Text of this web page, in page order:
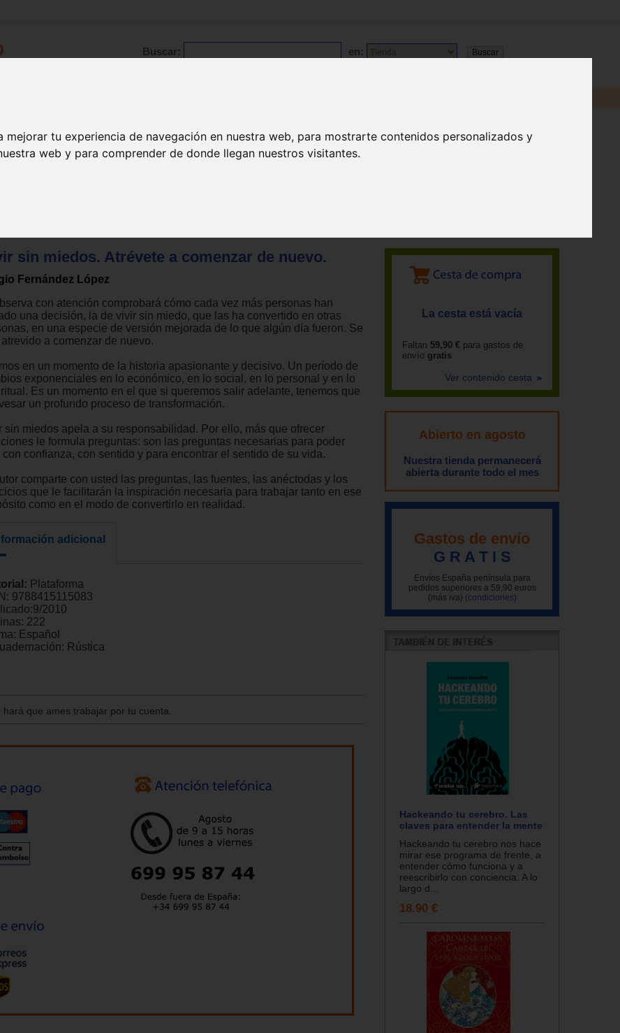
tu experiencia de navegación en nuestra web, para mostrarte contenidos personalizados y
web y para comprender de donde llegan nuestros visitantes.
Buscar: en:
sin miedos. Atrévete a comenzar de nuevo.
Fernández López
con atención comprobará cómo cada vez más personas han
una decisión, la de vivir sin miedo, que las ha convertido en otras
en una especie de versión mejorada de lo que algún día fueron. Se
atrevido a comenzar de nuevo.
en un momento de la historia apasionante y decisivo. Un período de
exponenciales en lo económico, en lo social, en lo personal y en lo
Es un momento en el que si queremos salir adelante, tenemos que
un profundo proceso de transformación.
sin miedos apela a su responsabilidad. Por ello, más que ofrecer
le formula preguntas: son las preguntas necesarias para poder
con confianza, con sentido y para encontrar el sentido de su vida.
comparte con usted las preguntas, las fuentes, las anéctodas y los
que le facilitarán la inspiración necesaria para trabajar tanto en ese
como en el modo de convertirlo en realidad.
adicional
Plataforma
9788415115083
9/2010
222
Español
Rústica
hará que ames trabajar por tu cuenta.
La cesta está vacía
Faltan 59,90 € para gastos de
envío gratis
Ver contenido cesta
Abierto en agosto
Nuestra tienda permanecerá
abierta durante todo el mes
Gastos de envío
G R A T I S
Envíos España península para
pedidos superiores a 59,90 euros
(más iva) (condiciones)
Hackeando tu cerebro. Las
claves para entender la mente
Hackeando tu cerebro nos hace
mirar ese programa de frente, a
entender cómo funciona y a
reescribirlo con conciencia. A lo
largo d...
18.90 €